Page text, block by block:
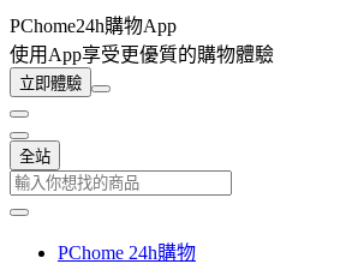
PChome24h購物App
使用App享受更優質的購物體驗
立即體驗
全站
PChome 24h購物